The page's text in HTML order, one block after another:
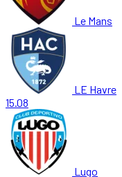
Le Mans
LE Havre
15.08
Lugo